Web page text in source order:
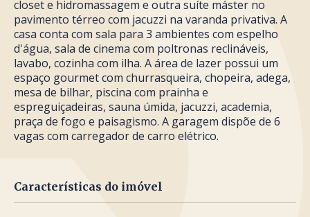
closet e hidromassagem e outra suíte máster no
pavimento térreo com jacuzzi na varanda privativa. A
casa conta com sala para 3 ambientes com espelho
d'água, sala de cinema com poltronas reclináveis,
lavabo, cozinha com ilha. A área de lazer possui um
espaço gourmet com churrasqueira, chopeira, adega,
mesa de bilhar, piscina com prainha e
espreguiçadeiras, sauna úmida, jacuzzi, academia,
praça de fogo e paisagismo. A garagem dispõe de 6
vagas com carregador de carro elétrico.
Características do imóvel